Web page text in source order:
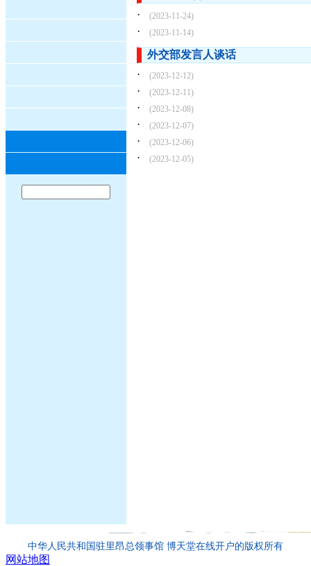
·
(2023-11-24)
· (2023-11-14)
外交部发言人谈话
·
(2023-12-12)
· (2023-12-11)
· (2023-12-08)
· (2023-12-07)
· (2023-12-06)
· (2023-12-05)
中华人民共和国驻里昂总领事馆 博天堂在线开户的版权所有
网站地图